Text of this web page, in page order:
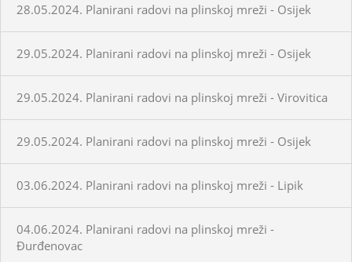
28.05.2024. Planirani radovi na plinskoj mreži - Osijek
29.05.2024. Planirani radovi na plinskoj mreži - Osijek
29.05.2024. Planirani radovi na plinskoj mreži - Virovitica
29.05.2024. Planirani radovi na plinskoj mreži - Osijek
03.06.2024. Planirani radovi na plinskoj mreži - Lipik
04.06.2024. Planirani radovi na plinskoj mreži -
Đurđenovac